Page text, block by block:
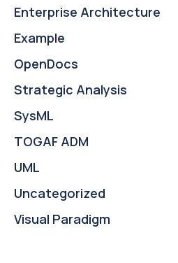
Enterprise Architecture
Example
OpenDocs
Strategic Analysis
SysML
TOGAF ADM
UML
Uncategorized
Visual Paradigm